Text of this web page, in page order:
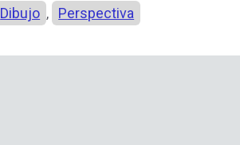
Etiquetas
Dibujo , Perspectiva